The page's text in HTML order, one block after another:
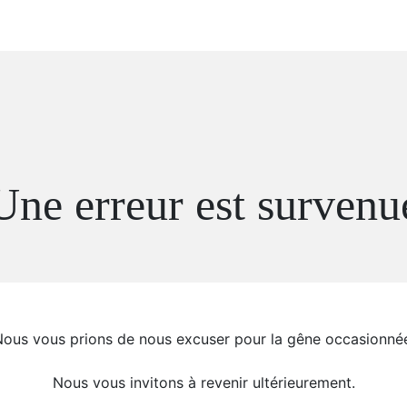
erreur est
vous prions de nous excuser pour la gêne
Nous vous invitons à revenir ultérieurement.